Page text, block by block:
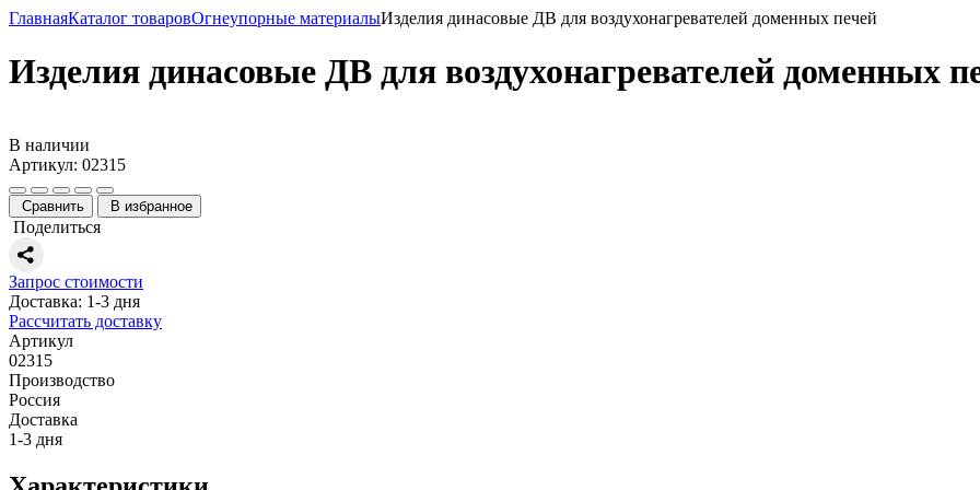
ГлавнаяКаталог товаровОгнеупорные материалыИзделия динасовые ДВ для воздухонагревателей доменных печей
Изделия динасовые ДВ для воздухонагревателей доменных
В наличии
Артикул: 02315
Сравнить В избранное
Поделиться
Запрос стоимости
Доставка: 1-3 дня
Рассчитать доставку
Артикул
02315
Производство
Россия
Доставка
1-3 дня